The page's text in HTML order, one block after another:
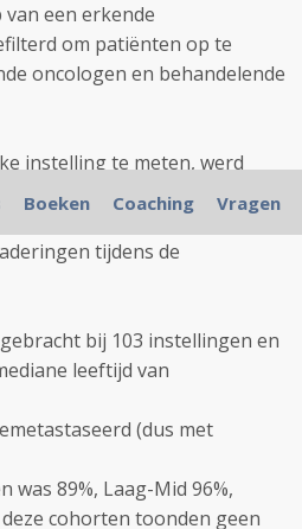
een erkende
om patiënten op te
oncologen en behandelende
instelling te meten, werd
ontwikkeld en werden
beschikbaarheid en
tijdens de
bij 103 instellingen en
leeftijd van
(dus met
was 89%, Laag-Mid 96%,
cohorten toonden geen
Boeken Coaching Vragen